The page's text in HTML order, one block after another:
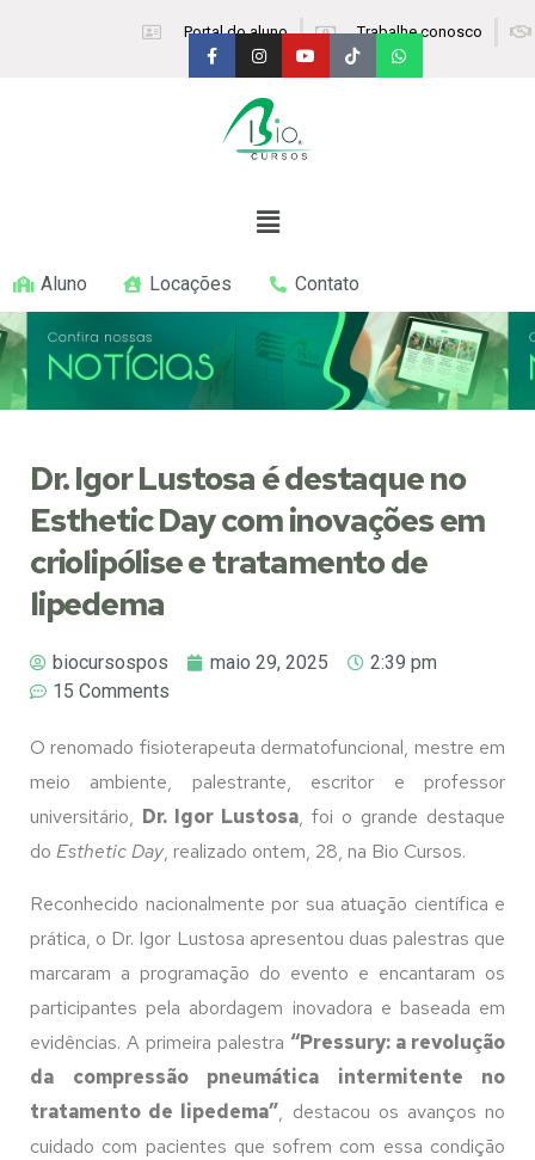
Portal do aluno Trabalhe conosco
Aluno Locações Contato
Dr. Igor Lustosa é destaque no
Esthetic Day com inovações em
criolipólise e tratamento de
lipedema
biocursospos maio 29, 2025
2:39 pm
15 Comments
O renomado fisioterapeuta dermatofuncional, mestre em
meio ambiente, palestrante, escritor e professor
universitário, Dr. Igor Lustosa, foi o grande destaque
do Esthetic Day, realizado ontem, 28, na Bio Cursos.
Reconhecido nacionalmente por sua atuação científica e
prática, o Dr. Igor Lustosa apresentou duas palestras que
marcaram a programação do evento e encantaram os
participantes pela abordagem inovadora e baseada em
evidências. A primeira palestra “Pressury: a revolução
da compressão pneumática intermitente no
tratamento de lipedema”, destacou os avanços no
cuidado com pacientes que sofrem com essa condição